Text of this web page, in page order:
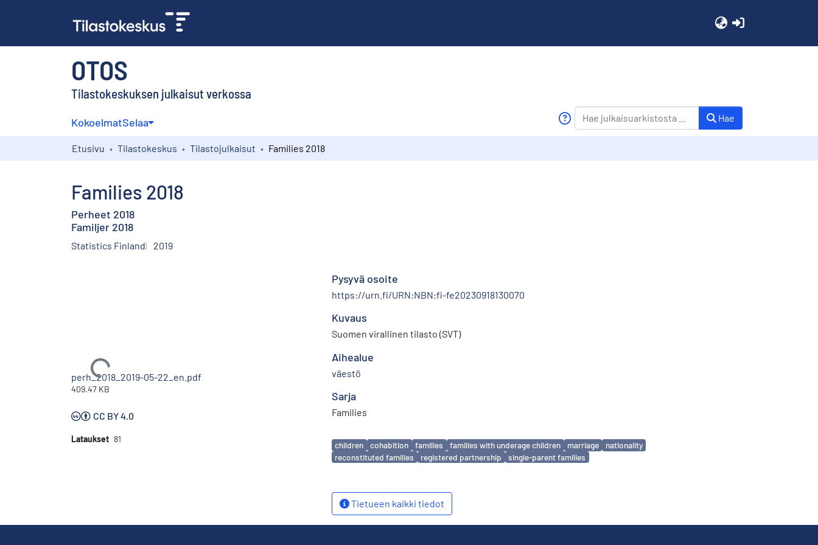
OTOS
Tilastokeskuksen julkaisut verkossa
KokoelmatSelaa Hae
Etusivu Tilastokeskus Tilastojulkaisut Families 2018
Families 2018
Perheet 2018
Familjer 2018
Statistics Finland 2019
Ladataan...
perh_2018_2019-05-22_en.pdf
409.47 KB
CC BY 4.0
Lataukset 81
Pysyvä osoite
https://urn.fi/URN:NBN:fi-fe20230918130070
Kuvaus
Suomen virallinen tilasto (SVT)
Aihealue
väestö
Sarja
Families
Avainsanat
children cohabition families families with underage children marriage
nationality
reconstituted families
registered partnership single-parent families
Tietueen kaikki tiedot